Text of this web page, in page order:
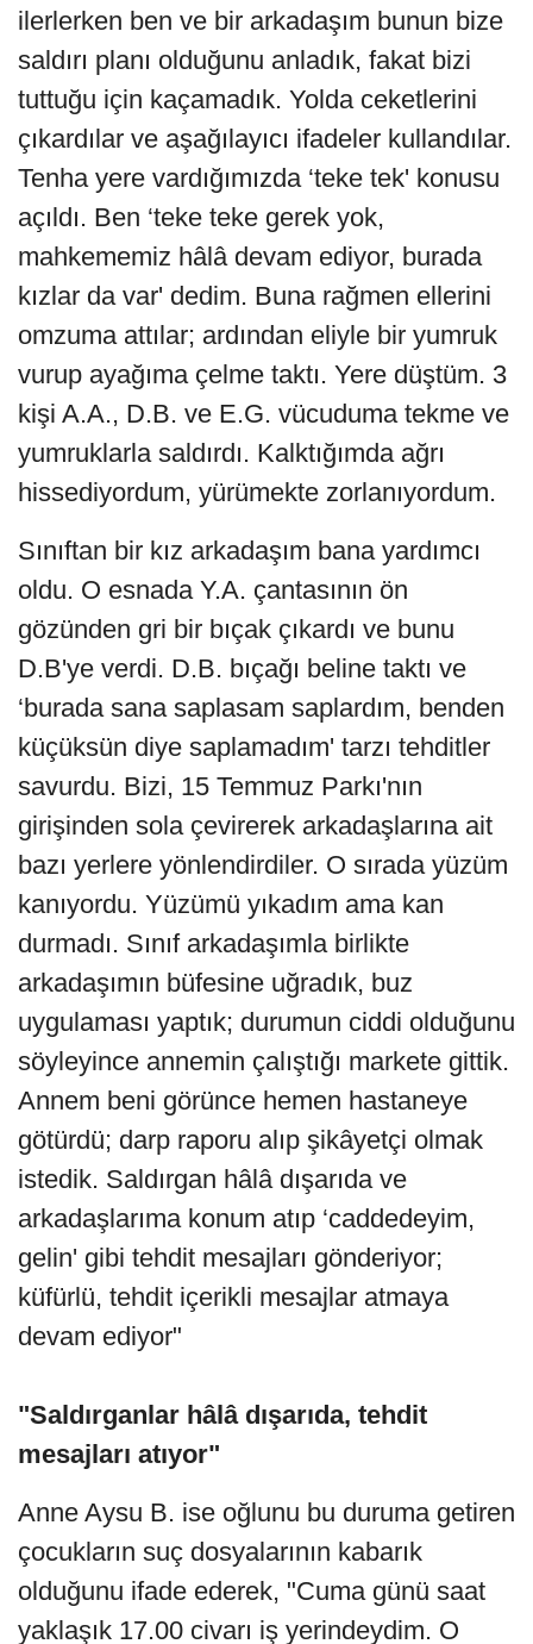
ilerlerken ben ve bir arkadaşım bunun bize
saldırı planı olduğunu anladık, fakat bizi
tuttuğu için kaçamadık. Yolda ceketlerini
çıkardılar ve aşağılayıcı ifadeler kullandılar.
Tenha yere vardığımızda ‘teke tek' konusu
açıldı. Ben ‘teke teke gerek yok,
mahkememiz hâlâ devam ediyor, burada
kızlar da var' dedim. Buna rağmen ellerini
omzuma attılar; ardından eliyle bir yumruk
vurup ayağıma çelme taktı. Yere düştüm. 3
kişi A.A., D.B. ve E.G. vücuduma tekme ve
yumruklarla saldırdı. Kalktığımda ağrı
hissediyordum, yürümekte zorlanıyordum.
Sınıftan bir kız arkadaşım bana yardımcı
oldu. O esnada Y.A. çantasının ön
gözünden gri bir bıçak çıkardı ve bunu
D.B'ye verdi. D.B. bıçağı beline taktı ve
‘burada sana saplasam saplardım, benden
küçüksün diye saplamadım' tarzı tehditler
savurdu. Bizi, 15 Temmuz Parkı'nın
girişinden sola çevirerek arkadaşlarına ait
bazı yerlere yönlendirdiler. O sırada yüzüm
kanıyordu. Yüzümü yıkadım ama kan
durmadı. Sınıf arkadaşımla birlikte
arkadaşımın büfesine uğradık, buz
uygulaması yaptık; durumun ciddi olduğunu
söyleyince annemin çalıştığı markete gittik.
Annem beni görünce hemen hastaneye
götürdü; darp raporu alıp şikâyetçi olmak
istedik. Saldırgan hâlâ dışarıda ve
arkadaşlarıma konum atıp ‘caddedeyim,
gelin' gibi tehdit mesajları gönderiyor;
küfürlü, tehdit içerikli mesajlar atmaya
devam ediyor"
"Saldırganlar hâlâ dışarıda, tehdit
mesajları atıyor"
Anne Aysu B. ise oğlunu bu duruma getiren
çocukların suç dosyalarının kabarık
olduğunu ifade ederek, "Cuma günü saat
yaklaşık 17.00 civarı iş yerindeydim. O